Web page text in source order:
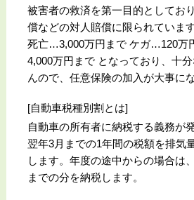
被害者の救済を第一目的としてお
償などの対人賠償に限られています
死亡…3,000万円まで ケガ…120万
4,000万円まで となっており、十
んので、任意保険の加入が大事に
[自動車税種別割とは]
自動車の所有者に納税する義務が
翌年3月までの1年間の税額を排気
します。年度の途中からの場合は
までの分を納税します。